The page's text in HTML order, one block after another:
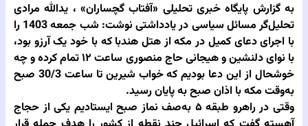
به گزارش پایگاه خبری تحلیلی‌ «آفتاب گچساران» ، یدالله مرادی
تحلیل‌گر مسائل سیاسی در یادداشتی نوشت: شب جمعه 1403 را
با اجرای دعای کمیل در مکه از هتل هندبا که با خود یک آرزو بود،
با نوای دلنشین و هیجانی حاج منصوری ساعت ۱۲ تمام کرده و چه
خوشحال از این دعا بودیم که خواب شیرین تا ساعت 30/3 صبح
به‌وقت مکه با اذان صبح به پایان رسید.
وقتی در راهرو طبقه ۵ به‌صف نماز صبح ایستادیم یکی از حجاج